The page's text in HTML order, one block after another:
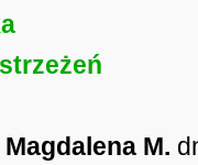
Magdalena M.